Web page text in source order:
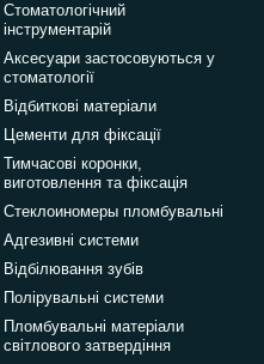
Стоматологічний
інструментарій
Аксесуари застосовуються у
стоматології
Відбиткові матеріали
Цементи для фіксації
Тимчасові коронки,
виготовлення та фіксація
Стеклоиномеры пломбувальні
Адгезивні системи
Відбілювання зубів
Полірувальні системи
Пломбувальні матеріали
світлового затвердіння